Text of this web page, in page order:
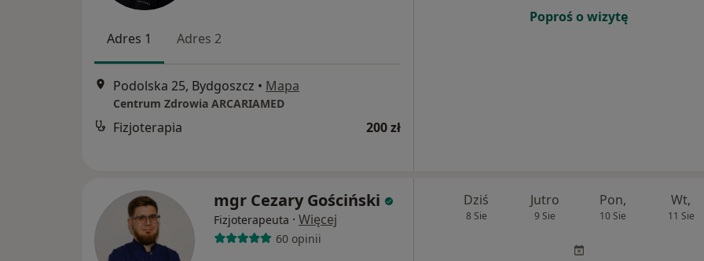
Adres 1 Adres 2
Podolska 25, Bydgoszcz • Mapa
Centrum Zdrowia ARCARIAMED
Fizjoterapia 200 zł
Poproś o wizytę
mgr Cezary Gościński
Fizjoterapeuta · Więcej
60 opinii
Dziś
8 Sie
Jutro
9 Sie
Pon,
10 Sie
Wt,
11 Sie